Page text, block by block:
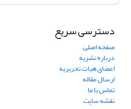
دسترسی سریع
صفحه اصلی
درباره نشریه
اعضای هیات تحریریه
ارسال مقاله
تماس با ما
نقشه سایت